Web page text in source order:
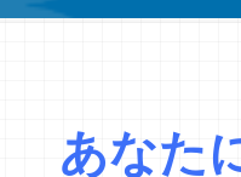
あなた